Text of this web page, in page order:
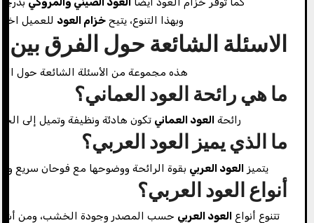
وبهذا التنوع، يتيحخزام العود للعميل
الاسئلة الشائعة حول الفرق بين
هذه مجموعة من الأسئلة الشائعة حول
ما هي رائحة العود العماني؟
رائحة العود العماني تكون هادئة ونظيفة وتميل إلى
ما الذي يميز العود العربي؟
يتميز العود العربي بقوة الرائحة ووضوحها مع فوحان سريع
أنواع العود العربي؟
تتنوع أنواع العود العربي حسب المصدر وجودة الخشب، ومن أشهر